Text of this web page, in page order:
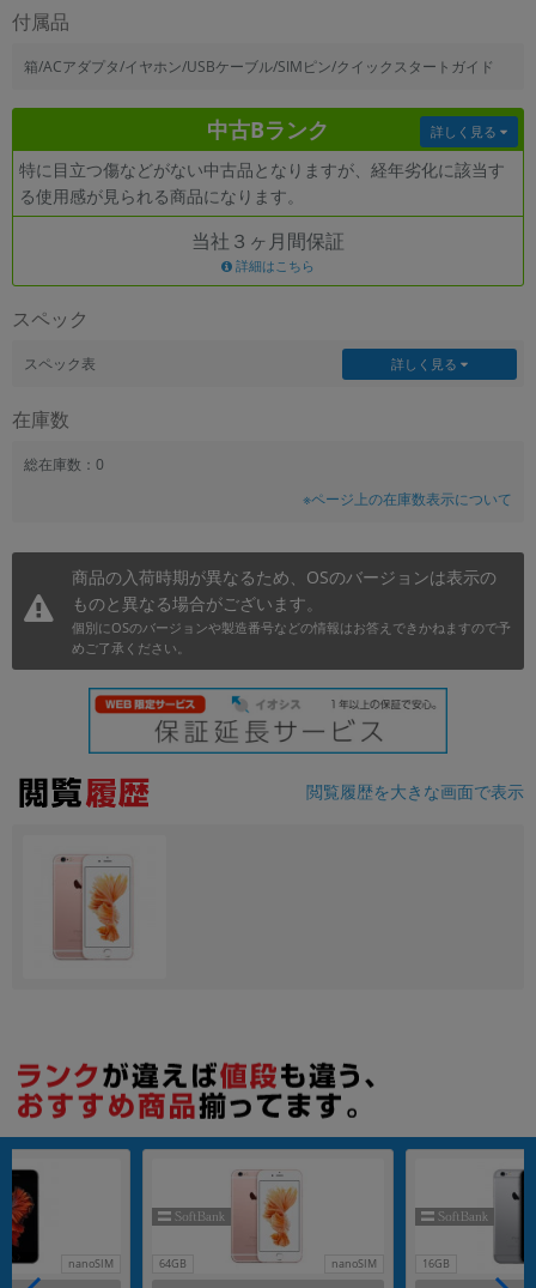
付属品
箱/ACアダプタ/イヤホン/USBケーブル/SIMピン/クイックスタートガイド
中古Bランク
特に目立つ傷などがない中古品となりますが、経年劣化に該当す
る使用感が見られる商品になります。
詳しく見る
当社３ヶ月間保証
詳細はこちら
スペック
スペック表 詳しく見る
在庫数
総在庫数：0
※ページ上の在庫数表示について
商品の入荷時期が異なるため、OSのバージョンは表示の
ものと異なる場合がございます。
個別にOSのバージョンや製造番号などの情報はお答えできかねますので予
めご了承ください。
閲覧履歴を大きな画面で表示
nanoSIM 64GB nanoSIM 16GB
「新品」「未使用」「中古」など
CPU
OSの絞り込み
メモリ
年 月 まで
各項目のチェックボックスは「or検索」となります。
ただし機能別のみ「and検索」となります。